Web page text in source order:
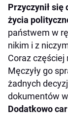
Przyczynił się
życia
państwem w
nikim i z
Coraz częściej
Męczyły go
żadnych
dokumentów
Dodatkowo